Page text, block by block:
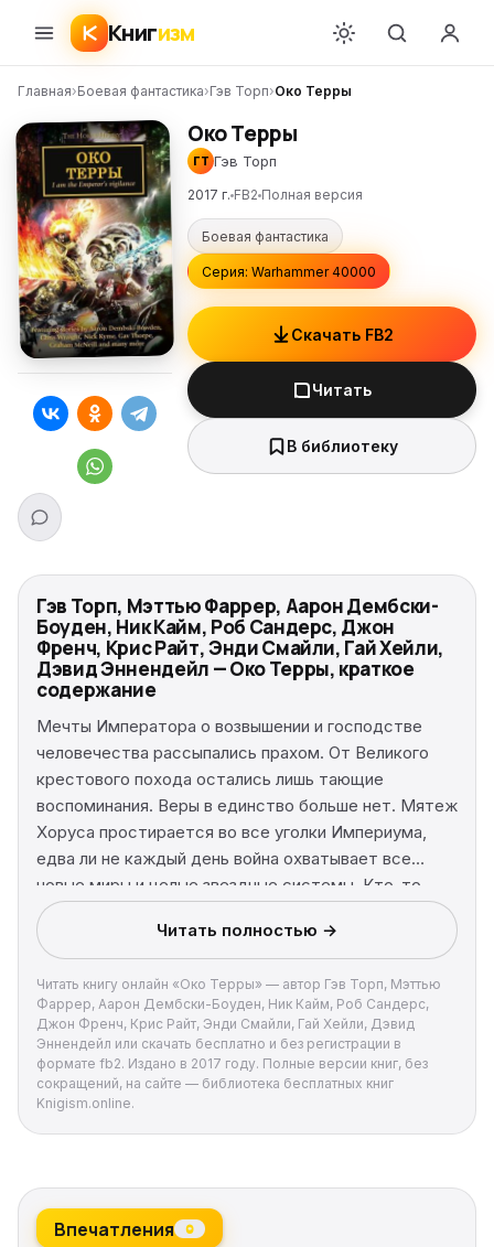
Книгизм
Главная›Боевая фантастика›Гэв Торп›Око Терры
Око Терры
ГТ Гэв Торп
2017 г. FB2 Полная версия
Боевая фантастика
Серия: Warhammer 40000
Скачать FB2
Читать
В библиотеку
Гэв Торп, Мэттью Фаррер, Аарон Дембски-
Боуден, Ник Кайм, Роб Сандерс, Джон
Френч, Крис Райт, Энди Смайли, Гай Хейли,
Дэвид Эннендейл — Око Терры, краткое
содержание
Мечты Императора о возвышении и господстве
человечества рассыпались прахом. От Великого
крестового похода остались лишь тающие
воспоминания. Веры в единство больше нет. Мятеж
Хоруса простирается во все уголки Империума,
едва ли не каждый день война охватывает все
новые миры и целые звездные системы. Кто-то
начинает задаваться вопросом: возможно ли было
все это предвидеть? Но в темные времена только
одно ясно наверняка - Галактика больше никогда не
познает мира...
Читать полностью →
Читать книгу онлайн «Око Терры» — автор Гэв Торп, Мэттью
Фаррер, Аарон Дембски-Боуден, Ник Кайм, Роб Сандерс,
Джон Френч, Крис Райт, Энди Смайли, Гай Хейли, Дэвид
Эннендейл или скачать бесплатно и без регистрации в
формате fb2. Издано в 2017 году. Полные версии книг, без
сокращений, на сайте — библиотека бесплатных книг
Knigism.online.
Впечатления 0